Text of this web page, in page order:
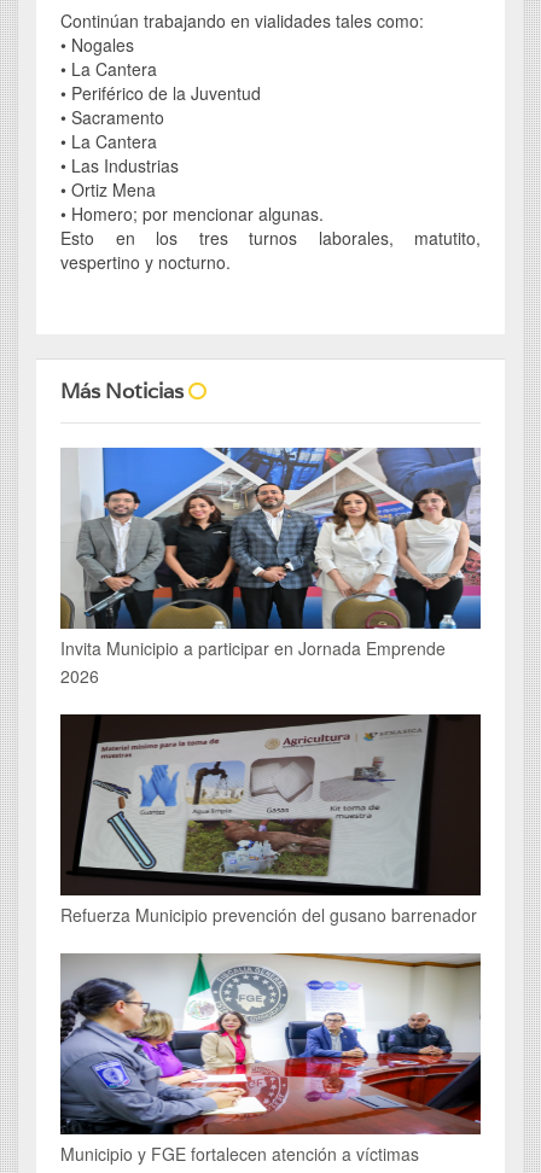
Continúan trabajando en vialidades tales como:
• Nogales
• La Cantera
• Periférico de la Juventud
• Sacramento
• La Cantera
• Las Industrias
• Ortiz Mena
• Homero; por mencionar algunas.
Esto en los tres turnos laborales, matutito,
vespertino y nocturno.
Más Noticias
Invita Municipio a participar en Jornada Emprende
2026
Refuerza Municipio prevención del gusano barrenador
Municipio y FGE fortalecen atención a víctimas